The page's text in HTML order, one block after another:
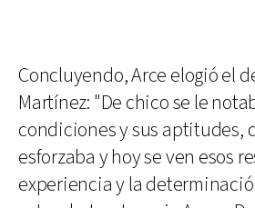
Concluyendo, Arce elogió el
Martínez: "De chico se le
condiciones y sus aptitudes,
esforzaba y hoy se ven esos
experiencia y la